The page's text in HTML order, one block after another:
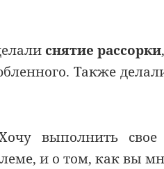
снятие рассорки
Также
выполнить
и о том, как вы